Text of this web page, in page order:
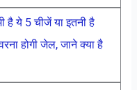
ये 5 चीजें या इतनी है
होगी जेल, जाने क्या है